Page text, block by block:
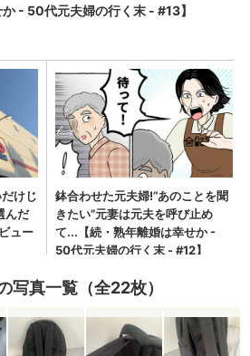
写真一覧（全22枚）